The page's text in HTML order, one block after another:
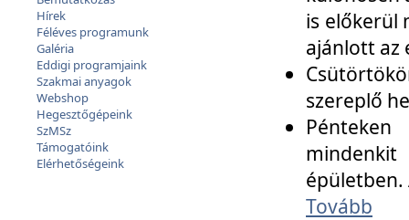
Hírek
Féléves programunk
Galéria
Eddigi programjaink
Szakmai anyagok
Webshop
Hegesztőgépeink
SzMSz
Támogatóink
Elérhetőségeink
is előkerül
ajánlott az
szereplő
épületben.
Tovább